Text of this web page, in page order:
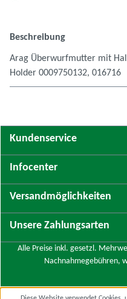
Beschreibung
Arag Überwurfmutter mit
Holder 0009750132, 016716
Kundenservice
Infocenter
Versandmöglichkeiten
Unsere Zahlungsarten
Alle Preise inkl. gesetzl.
Nachnahmegebühren,